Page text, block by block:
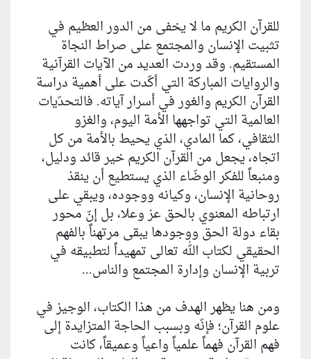
للقرآن الكريم ما لا يخفى من الدور العظيم في
تثبيت الإنسان والمجتمع على صراط النجاة
المستقيم. وقد وردت العديد من الآيات القرآنية
والروايات المباركة التي أكّدت على أهمية دراسة
القرآن الكريم والغور في أسرار آياته. فالتحدّيات
العالمية التي تواجهها الأمة اليوم، والغزو
الثقافي، كما المادي، الذي يحيط بالأمة من كل
اتجاه، يجعل من القرآن الكريم خير قائد ودليل،
ومنبعاً للفكر الوضّاء الذي يستطيع أن ينقذ
روحانية الإنسان، وكيانه ووجوده، ويبقي على
ارتباطه المعنوي بالحق عز وعلا، بل إنّ محور
بقاء دولة الحق ووجودها يبقى مرتهناً بالفهم
الحقيقي لكتاب الله تعالى تمهيداً لتطبيقه في
تربية الإنسان وإدارة المجتمع والناس...
ومن هنا يظهر الهدف من هذا الكتاب، الوجيز في
علوم القرآن؛ فإنّه وبسبب الحاجة المتزايدة إلى
فهم القرآن فهماً علمياً واعياً وعميقاً، كانت